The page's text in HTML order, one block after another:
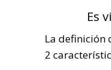
Es
La definición
2